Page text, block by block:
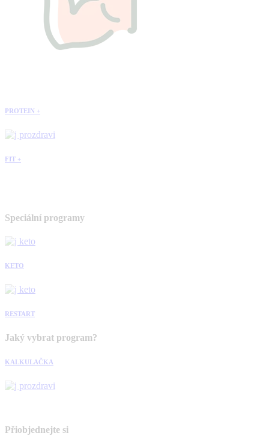
PROTEIN +
FIT +
Speciální programy
KETO
RESTART
Jaký vybrat program?
KALKULAČKA
Přiobjednejte si